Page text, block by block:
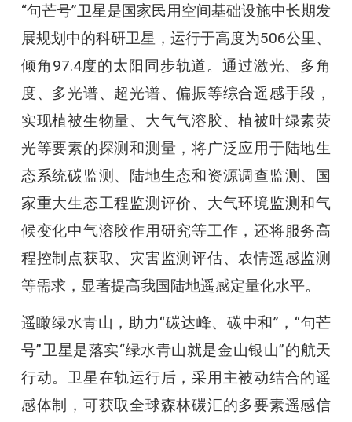
“句芒号”卫星是国家民用空间基础设施中长期发
展规划中的科研卫星，运行于高度为506公里、
倾角97.4度的太阳同步轨道。通过激光、多角
度、多光谱、超光谱、偏振等综合遥感手段，
实现植被生物量、大气气溶胶、植被叶绿素荧
光等要素的探测和测量，将广泛应用于陆地生
态系统碳监测、陆地生态和资源调查监测、国
家重大生态工程监测评价、大气环境监测和气
候变化中气溶胶作用研究等工作，还将服务高
程控制点获取、灾害监测评估、农情遥感监测
等需求，显著提高我国陆地遥感定量化水平。
遥瞰绿水青山，助力“碳达峰、碳中和”，“句芒
号”卫星是落实“绿水青山就是金山银山”的航天
行动。卫星在轨运行后，采用主被动结合的遥
感体制，可获取全球森林碳汇的多要素遥感信